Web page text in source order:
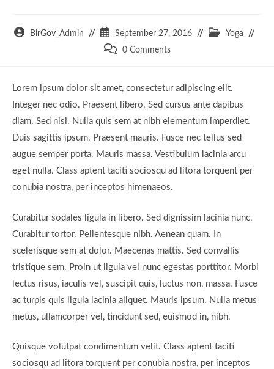
Post
BirGov_Admin
Post
published:
September 27, 2016
Post
Yoga
Post
0 Comments
Lorem ipsum dolor sit amet, consectetur adipiscing elit.
Integer nec odio. Praesent libero. Sed cursus ante dapibus
diam. Sed nisi. Nulla quis sem at nibh elementum imperdiet.
Duis sagittis ipsum. Praesent mauris. Fusce nec tellus sed
augue semper porta. Mauris massa. Vestibulum lacinia arcu
eget nulla. Class aptent taciti sociosqu ad litora torquent per
conubia nostra, per inceptos himenaeos.
Curabitur sodales ligula in libero. Sed dignissim lacinia nunc.
Curabitur tortor. Pellentesque nibh. Aenean quam. In
scelerisque sem at dolor. Maecenas mattis. Sed convallis
tristique sem. Proin ut ligula vel nunc egestas porttitor. Morbi
lectus risus, iaculis vel, suscipit quis, luctus non, massa. Fusce
ac turpis quis ligula lacinia aliquet. Mauris ipsum. Nulla metus
metus, ullamcorper vel, tincidunt sed, euismod in, nibh.
Quisque volutpat condimentum velit. Class aptent taciti
sociosqu ad litora torquent per conubia nostra, per inceptos